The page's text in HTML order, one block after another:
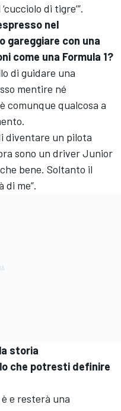
di tigre’”.
nel
gareggiare con una
come una Formula 1?
di guidare una
mentire né
comunque qualcosa a
diventare un pilota
sono un driver Junior
bene. Soltanto il
di me”.
storia
che potresti definire
e resterà una